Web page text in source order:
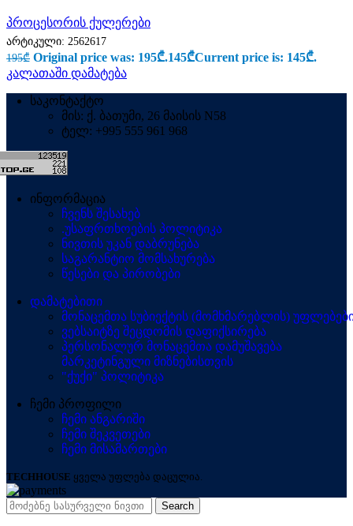
პროცესორის ქულერები
არტიკული: 2562617
195₾ Original price was: 195₾.145₾Current price is: 145₾.
კალათაში დამატება
საკონტაქტო
მის: ქ. ბათუმი, 26 მაისის N58
ტელ: +995 555 961 968
ინფორმაცია
ჩვენს შესახებ
.უსაფრთხოების პოლიტიკა
ნივთის უკან დაბრუნება
საგარანტიო მომსახურება
წესები და პირობები
დამატებითი
მონაცემთა სუბიექტის (მომხმარებლის)
ვებსაიტზე შეცდომის დაფიქსირება
პერსონალურ მონაცემთა დამუშავება
მარკეტინგული მიზნებისთვის
"ქუქი" პოლიტიკა
ჩემი პროფილი
ჩემი ანგარიში
ჩემი შეკვეთები
ჩემი მისამართები
TECHHOUSE ყველა უფლება დაცულია.
Search